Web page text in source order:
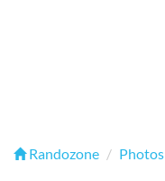
Randozone Photos